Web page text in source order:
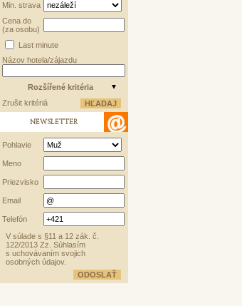
Min. strava
Cena do
(za osobu)
Last minute
Názov hotela/zájazdu
Rozšířené kritéria
Zrušit kritériá
NEWSLETTER
Pohlavie
Meno
Priezvisko
Email
Telefón
V súlade s §11 a 12 zák. č.
122/2013 Zz. Súhlasím
s uchovávaním svojich
osobných údajov.